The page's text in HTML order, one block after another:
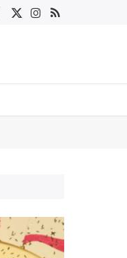
X Instagram
RSS